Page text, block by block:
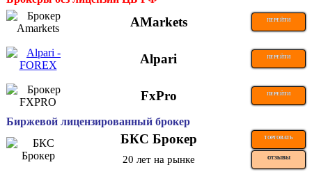
AMarkets ПЕРЕЙТИ
Alpari ПЕРЕЙТИ
FxPro ПЕРЕЙТИ
Биржевой лицензированный брокер
БКС Брокер ТОРГОВАТЬ
20 лет на рынке ОТЗЫВЫ